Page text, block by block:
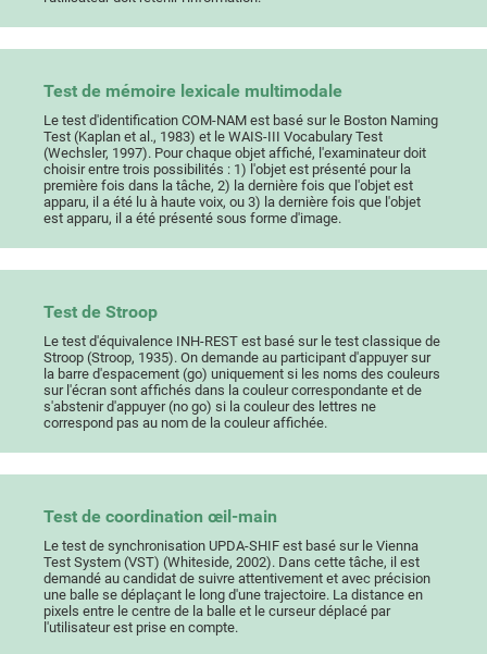
Test de mémoire lexicale multimodale
Le test d'identification COM-NAM est basé sur le Boston Naming
Test (Kaplan et al., 1983) et le WAIS-III Vocabulary Test
(Wechsler, 1997). Pour chaque objet affiché, l'examinateur doit
choisir entre trois possibilités : 1) l'objet est présenté pour la
première fois dans la tâche, 2) la dernière fois que l'objet est
apparu, il a été lu à haute voix, ou 3) la dernière fois que l'objet
est apparu, il a été présenté sous forme d'image.
Test de Stroop
Le test d'équivalence INH-REST est basé sur le test classique de
Stroop (Stroop, 1935). On demande au participant d'appuyer sur
la barre d'espacement (go) uniquement si les noms des couleurs
sur l'écran sont affichés dans la couleur correspondante et de
s'abstenir d'appuyer (no go) si la couleur des lettres ne
correspond pas au nom de la couleur affichée.
Test de coordination œil-main
Le test de synchronisation UPDA-SHIF est basé sur le Vienna
Test System (VST) (Whiteside, 2002). Dans cette tâche, il est
demandé au candidat de suivre attentivement et avec précision
une balle se déplaçant le long d'une trajectoire. La distance en
pixels entre le centre de la balle et le curseur déplacé par
l'utilisateur est prise en compte.